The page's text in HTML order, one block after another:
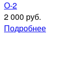
О-2
2 000 руб.
Подробнее